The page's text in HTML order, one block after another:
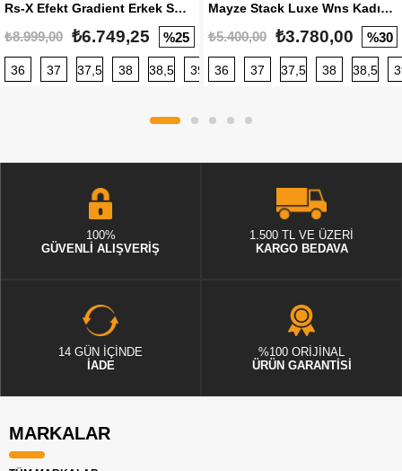
Rs-X Efekt Gradient Erkek Sneaker
₺8.999,00 ₺6.749,25 %25
36 37 37,5 38 38,5 39 40 40,5 41 42 42,5
Mayze Stack Luxe Wns Kadın Sneaker
₺5.400,00 ₺3.780,00 %30
36 37 37,5 38 38,5
100%
GÜVENLİ ALIŞVERİŞ
1.500 TL VE ÜZERİ
KARGO BEDAVA
14 GÜN İÇİNDE
İADE
%100 ORİJİNAL
ÜRÜN GARANTİSİ
MARKALAR